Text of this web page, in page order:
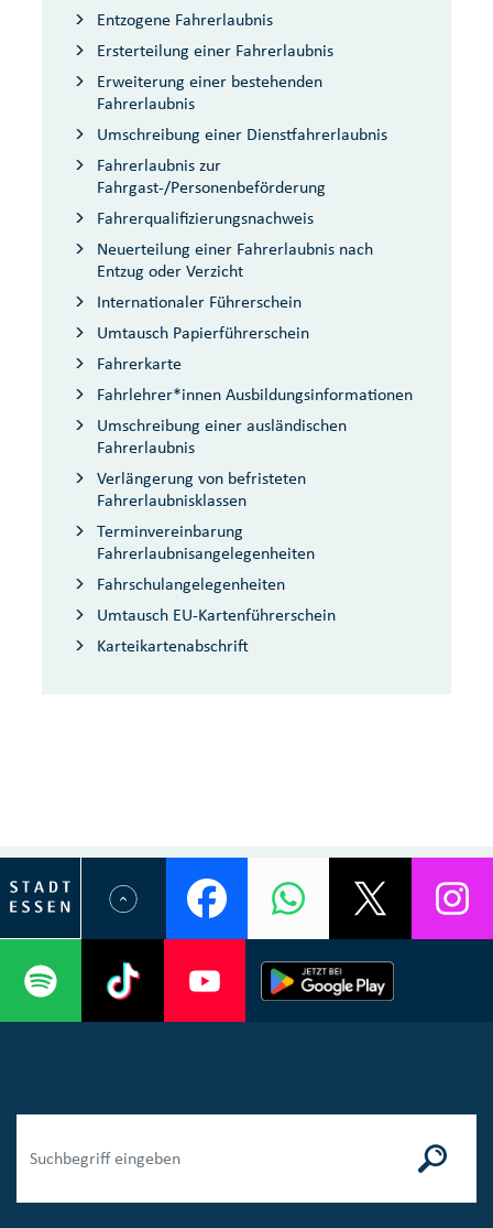
Entzogene Fahrerlaubnis
Ersterteilung einer Fahrerlaubnis
Erweiterung einer bestehenden
Fahrerlaubnis
Umschreibung einer Dienstfahrerlaubnis
Fahrerlaubnis zur
Fahrgast-/Personenbeförderung
Fahrerqualifizierungsnachweis
Neuerteilung einer Fahrerlaubnis nach
Entzug oder Verzicht
Internationaler Führerschein
Umtausch Papierführerschein
Fahrerkarte
Fahrlehrer*innen Ausbildungsinformationen
Umschreibung einer ausländischen
Fahrerlaubnis
Verlängerung von befristeten
Fahrerlaubnisklassen
Terminvereinbarung
Fahrerlaubnisangelegenheiten
Fahrschulangelegenheiten
Umtausch EU-Kartenführerschein
Karteikartenabschrift